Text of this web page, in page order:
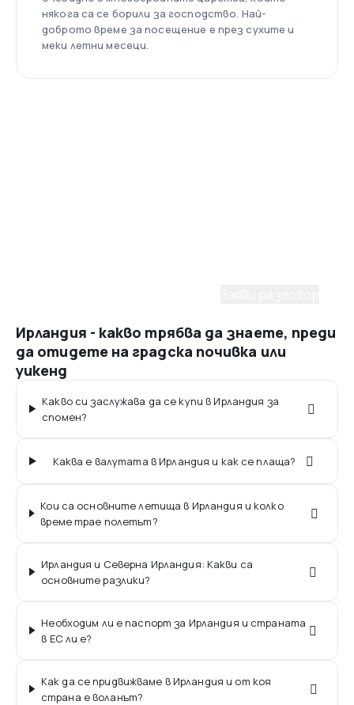
някога са се борили за господство. Най-
доброто време за посещение е през сухите и
меки летни месеци.
Ирландия - какво трябва да знаете, преди
да отидете на градска почивка или
уикенд
Какво си заслужава да се купи в Ирландия за
спомен?
Каква е валутата в Ирландия и как се плаща?
Кои са основните летища в Ирландия и колко
време трае полетът?
Ирландия и Северна Ирландия: Какви са
основните разлики?
Необходим ли е паспорт за Ирландия и страната
в ЕС ли е?
Как да се придвижваме в Ирландия и от коя
страна е воланът?